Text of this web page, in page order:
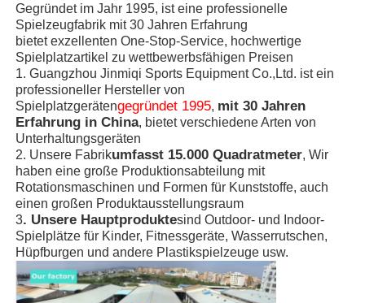
Gegründet im Jahr 1995, ist eine professionelle
Spielzeugfabrik mit 30 Jahren Erfahrung
bietet exzellenten One-Stop-Service, hochwertige
Spielplatzartikel zu wettbewerbsfähigen Preisen
1. Guangzhou Jinmiqi Sports Equipment Co.,Ltd. ist ein
professioneller Hersteller von
Spielplatzgerätengegründet 1995, mit 30 Jahren
Erfahrung in China, bietet verschiedene Arten von
Unterhaltungsgeräten
2. Unsere Fabrikumfasst 15.000 Quadratmeter, Wir
haben eine große Produktionsabteilung mit
Rotationsmaschinen und Formen für Kunststoffe, auch
einen großen Produktausstellungsraum
3. Unsere Hauptproduktesind Outdoor- und Indoor-
Spielplätze für Kinder, Fitnessgeräte, Wasserrutschen,
Hüpfburgen und andere Plastikspielzeuge usw.